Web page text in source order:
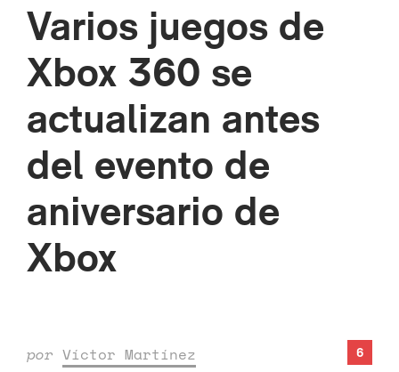
Varios juegos de
Xbox 360 se
actualizan antes
del evento de
aniversario de
Xbox
por Víctor Martínez 6